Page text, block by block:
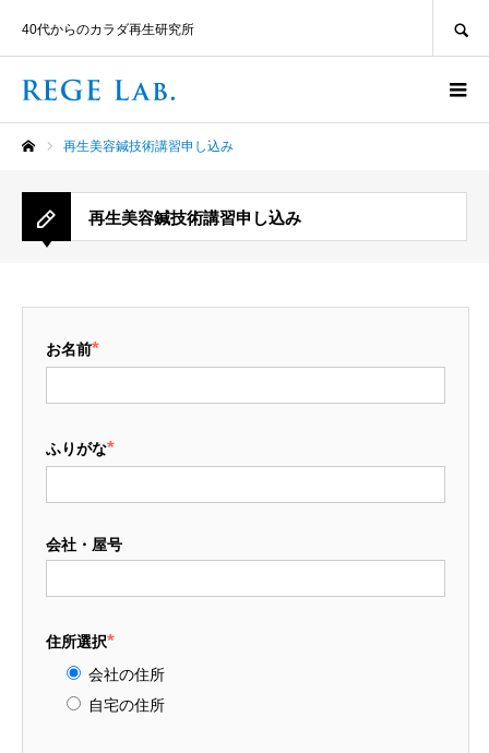
40代からのカラダ再生研究所
再生美容鍼技術講習申し込み
再生美容鍼技術講習申し込み
お名前*
ふりがな*
会社・屋号
住所選択*
会社の住所
自宅の住所